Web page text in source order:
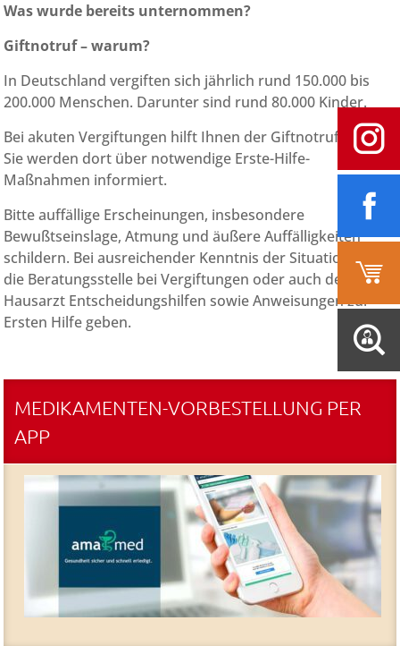
Was wurde bereits unternommen?
Giftnotruf – warum?
In Deutschland vergiften sich jährlich rund 150.000 bis
200.000 Menschen. Darunter sind rund 80.000 Kinder.
Bei akuten Vergiftungen hilft Ihnen der Giftnotruf Bonn!
Sie werden dort über notwendige Erste-Hilfe-
Maßnahmen informiert.
Bitte auffällige Erscheinungen, insbesondere
Bewußtseinslage, Atmung und äußere Auffälligkeiten
schildern. Bei ausreichender Kenntnis der Situation kann
die Beratungsstelle bei Vergiftungen oder auch der
Hausarzt Entscheidungshilfen sowie Anweisungen zur
Ersten Hilfe geben.
MEDIKAMENTEN-VORBESTELLUNG PER
APP